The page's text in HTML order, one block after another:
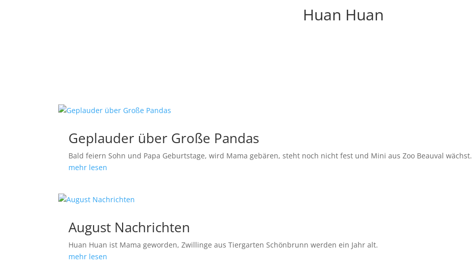
Huan Huan
Geplauder über Große Pandas
Bald feiern Sohn und Papa Geburtstage, wird Mama gebären, steht noch nicht fest und Mini aus Zoo Beauval wächst.
mehr lesen
August Nachrichten
Huan Huan ist Mama geworden, Zwillinge aus Tiergarten Schönbrunn werden ein Jahr alt.
mehr lesen